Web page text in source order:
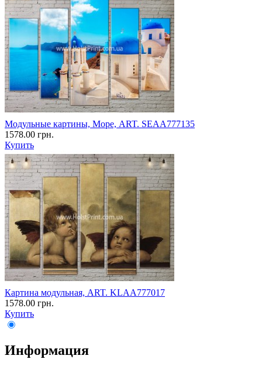
Модульные картины, Море, ART. SEAA777135
1578.00 грн.
Купить
Картина модульная, ART. KLAA777017
1578.00 грн.
Купить
Информация